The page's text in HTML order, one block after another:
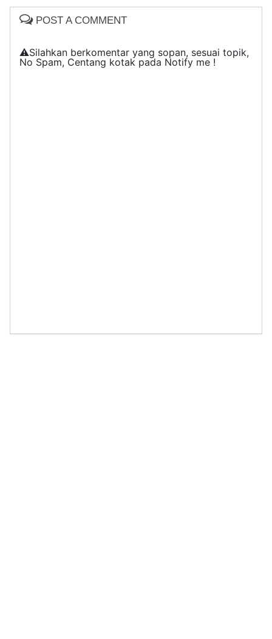
POST A COMMENT
⚠️Silahkan berkomentar yang sopan, sesuai topik,
No Spam, Centang kotak pada Notify me !